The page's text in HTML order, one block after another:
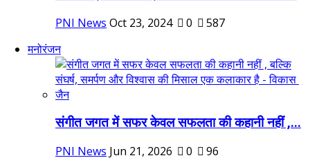
PNI News Oct 23, 2024 0
587
मनोरंजन
संगीत जगत में सफर केवल सफलता की कहानी नहीं ,...
PNI News Jun 21, 2026 0 96